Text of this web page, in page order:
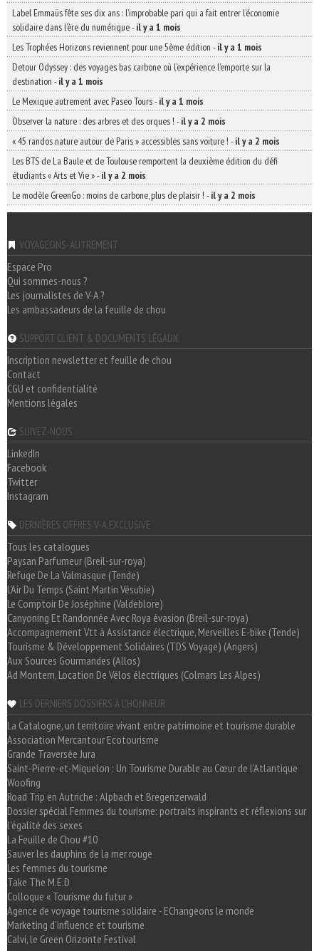
Label Emmaüs fête ses dix ans : l’improbable pari qui a fait entrer l’économie
solidaire dans l’ère du numérique-il y a 1 mois
Les Trophées Horizons reviennent pour une 5ème édition -il y a 1 mois
Detour Odyssey : des voyages bas carbone où l’expérience l’emporte sur la
destination -il y a 1 mois
Le Mexique autrement avec Paseo Tours-il y a 1 mois
Observer la nature : des arbres et des orques ! -il y a 2 mois
« 45 randos nature autour de Paris » accessibles sans voiture ! -il y a 2 mois
Les BTS de La Baule et de Toulouse remportent la deuxième édition du défi
étudiants « Arts et Vie »-il y a 2 mois
Le modèle GreenGo : moins de carbone, plus de plaisir ! -il y a 2 mois
VOYAGEONS-AUTREMENT
Espace Pro
Qui sommes-nous ?
Les journalistes de V-A ?
Les ambassadeurs de la feuille de chou
SUPPORT CLIENT & DOCUMENTS LÉGAUX
Inscription newsletter et feuille de chou
Contact
CGU et confidentialité
Mentions légales
SUIVEZ-NOUS
LinkedIn
Facebook
Twitter
Instagram
DERNIÈRES OFFRES V-A EXCLUSIVE
Tous les catalogues
Paysan Parfumeur (Breil-sur-roya)
Refuge De La Valmasque (Tende)
L'Air Du Temps (Saint Martin Vésubie)
Le Comptoir De Joséphine (Valdeblore)
Canyoning Et Randonnée Avec Roya évasion (Breil-sur-roya)
Accompagnement Vtt à Assistance électrique, Merveilles E-bike (Tende)
Tourisme & Développement Solidaires (TDS Voyage) (Angers)
Aux Sources Gourmandes (Allos)
Ad Montem, Location De Vélos électriques (Colmars Les Alpes)
LES DERNIERS DOSSIERS A L'HONNEUR
La Catalogne, un territoire vivant entre patrimoine et tourisme durable
Association Mercantour Ecotourisme
Grande Traversée Jura
Saint-Pierre-et-Miquelon : Un Tourisme Durable au Cœur de l'Atlantique
Woofing
Road Trip en Autriche : Alpbach et Bregenzerwald
Dossier spécial Femmes du tourisme: portraits inspirants et réflexions sur
l'égalité des sexes
La Feuille de Chou #10
Sauver les dauphins de la mer rouge
Les femmes du tourisme
Take The M.E.D
Colloque « Tourisme du futur »
Agence de voyage tourisme solidaire - EChangeons le monde
Marketing d'influence et tourisme
Calvi, le Green Orizonte Festival